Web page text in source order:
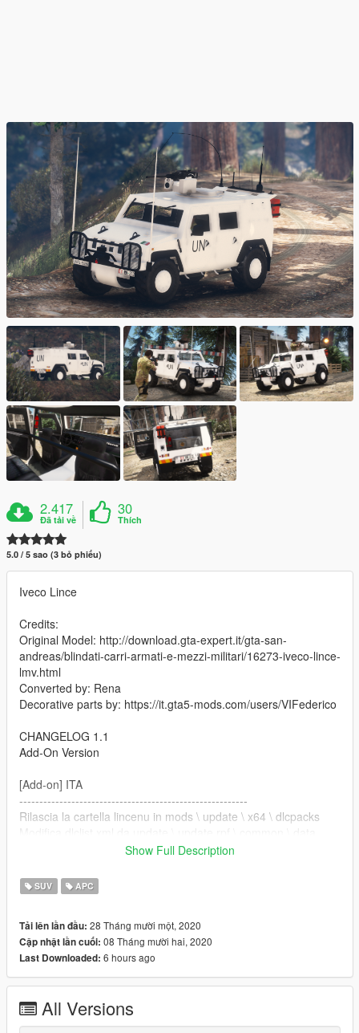
2.417
Đã tải về
30
Thích
5.0 / 5 sao (3 bỏ phiếu)
Iveco Lince
Credits:
Original Model: http://download.gta-expert.it/gta-san-
andreas/blindati-carri-armati-e-mezzi-militari/16273-iveco-lince-
lmv.html
Converted by: Rena
Decorative parts by: https://it.gta5-mods.com/users/VIFederico
CHANGELOG 1.1
Add-On Version
[Add-on] ITA
---------------------------------------------------------
Rilascia la cartella lincenu in mods \ update \ x64 \ dlcpacks
aggiungi questa linea
dlcpacks: \ lincenu \ item>
Nome di Spawn: lincenu
[Add-On] ENG
Drop the lincenu folder into mods \ update \ x64 \ dlcpacks
Edit dlclist.xml from update \ update.rpf \ common \ data
Show Full Description
SUV APC
Tải lên lần đầu: 28 Tháng mười một, 2020
Cập nhật lần cuối: 08 Tháng mười hai, 2020
Last Downloaded: 6 hours ago
All Versions